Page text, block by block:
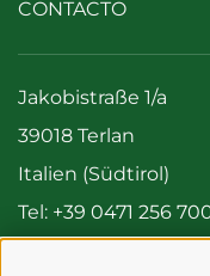
CONTACTO
Jakobistraße 1/a
39018 Terlan
Italien (Südtirol)
Tel: +39 0471 256